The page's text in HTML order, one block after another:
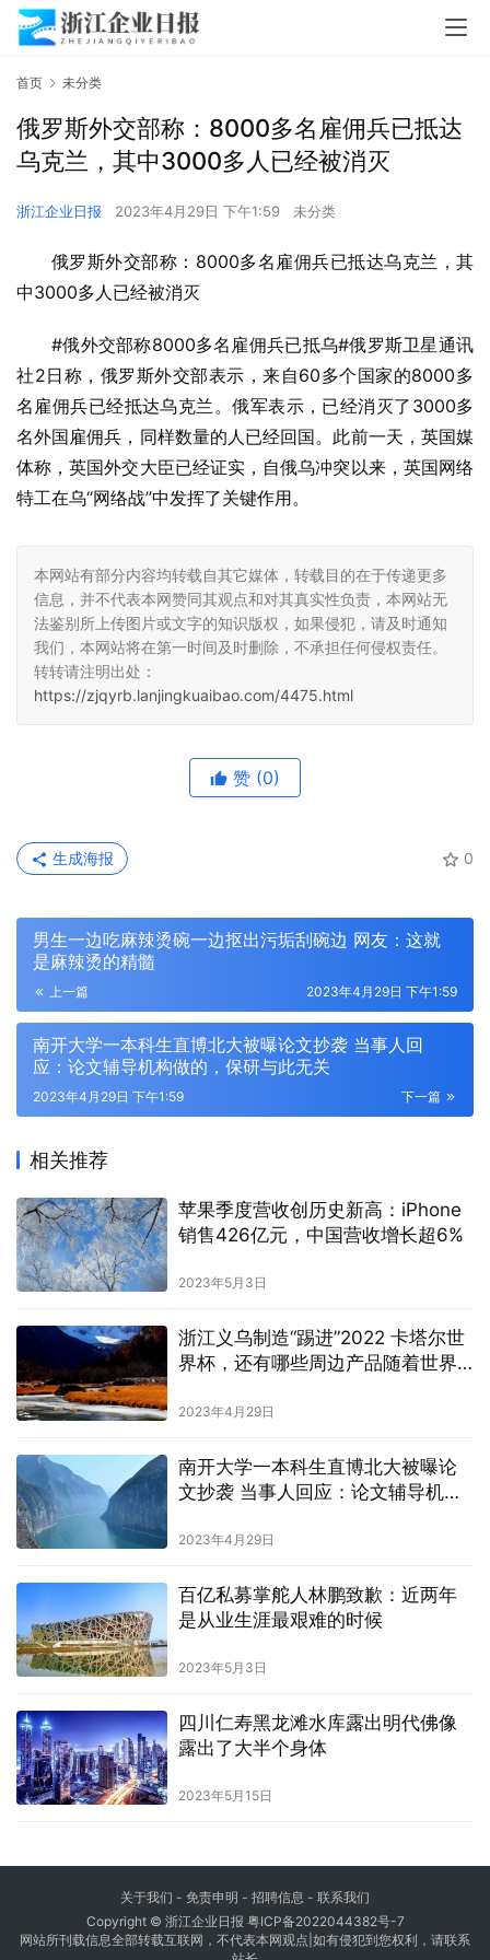
首页 未分类
俄罗斯外交部称：8000多名雇佣兵已抵达
乌克兰，其中3000多人已经被消灭
浙江企业日报 2023年4月29日 下午1:59 未分类
俄罗斯外交部称：8000多名雇佣兵已抵达乌克兰，其
中3000多人已经被消灭
#俄外交部称8000多名雇佣兵已抵乌#俄罗斯卫星通讯
社2日称，俄罗斯外交部表示，来自60多个国家的8000多
名雇佣兵已经抵达乌克兰。俄军表示，已经消灭了3000多
名外国雇佣兵，同样数量的人已经回国。此前一天，英国媒
体称，英国外交大臣已经证实，自俄乌冲突以来，英国网络
特工在乌“网络战”中发挥了关键作用。
本网站有部分内容均转载自其它媒体，转载目的在于传递更多
信息，并不代表本网赞同其观点和对其真实性负责，本网站无
法鉴别所上传图片或文字的知识版权，如果侵犯，请及时通知
我们，本网站将在第一时间及时删除，不承担任何侵权责任。
转转请注明出处：
https://zjqyrb.lanjingkuaibao.com/4475.html
赞 (0)
0
生成海报
男生一边吃麻辣烫碗一边抠出污垢刮碗边 网友：这就
是麻辣烫的精髓
上一篇 2023年4月29日 下午1:59
南开大学一本科生直博北大被曝论文抄袭 当事人回
应：论文辅导机构做的，保研与此无关
下一篇
2023年4月29日 下午1:59
相关推荐
苹果季度营收创历史新高：iPhone
销售426亿元，中国营收增长超6%
2023年5月3日
浙江义乌制造“踢进”2022 卡塔尔世
界杯，还有哪些周边产品随着世界
2023年4月29日
南开大学一本科生直博北大被曝论
文抄袭 当事人回应：论文辅导机构
2023年4月29日
百亿私募掌舵人林鹏致歉：近两年
是从业生涯最艰难的时候
2023年5月3日
四川仁寿黑龙滩水库露出明代佛像
露出了大半个身体
2023年5月15日
关于我们 - 免责申明 - 招聘信息 - 联系我们
Copyright © 浙江企业日报 粤ICP备2022044382号-7
网站所刊载信息全部转载互联网，不代表本网观点|如有侵犯到您权利，请联系